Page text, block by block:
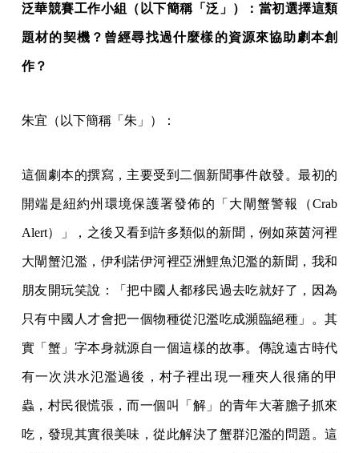
泛華競賽工作小組（以下簡稱「泛」）：當初選擇這類
題材的契機？曾經尋找過什麼樣的資源來協助劇本創
作？
朱宜（以下簡稱「朱」）：
這個劇本的撰寫，主要受到二個新聞事件啟發。最初的
開端是紐約州環境保護署發佈的「大閘蟹警報（Crab
Alert）」，之後又看到許多類似的新聞，例如萊茵河裡
大閘蟹氾濫，伊利諾伊河裡亞洲鯉魚氾濫的新聞，我和
朋友開玩笑說：「把中國人都移民過去吃就好了，因為
只有中國人才會把一個物種從氾濫吃成瀕臨絕種」。其
實「蟹」字本身就源自一個這樣的故事。傳說遠古時代
有一次洪水氾濫過後，村子裡出現一種夾人很痛的甲
蟲，村民很慌張，而一個叫「解」的青年大著膽子抓來
吃，發現其實很美味，從此解決了蟹群氾濫的問題。這